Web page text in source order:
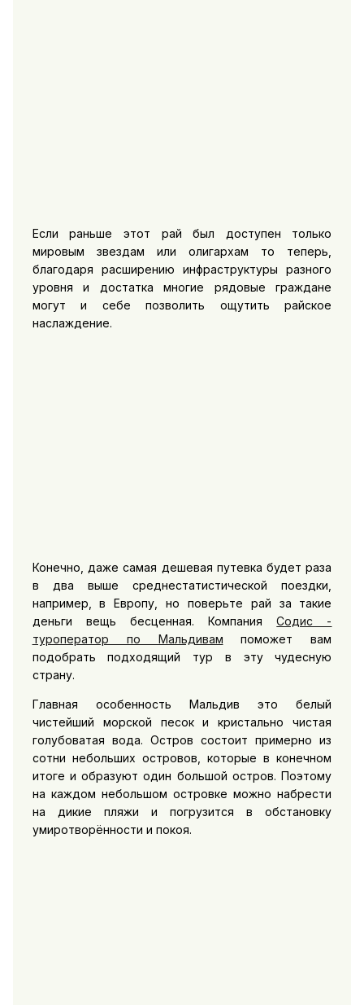
Если раньше этот рай был доступен только
мировым звездам или олигархам то теперь,
благодаря расширению инфраструктуры разного
уровня и достатка многие рядовые граждане
могут и себе позволить ощутить райское
наслаждение.
Конечно, даже самая дешевая путевка будет раза
в два выше среднестатистической поездки,
например, в Европу, но поверьте рай за такие
деньги вещь бесценная. КомпанияСодис -
туроператор по Мальдивам поможет вам
подобрать подходящий тур в эту чудесную
страну.
Главная особенность Мальдив это белый
чистейший морской песок и кристально чистая
голубоватая вода. Остров состоит примерно из
сотни небольших островов, которые в конечном
итоге и образуют один большой остров. Поэтому
на каждом небольшом островке можно набрести
на дикие пляжи и погрузится в обстановку
умиротворённости и покоя.